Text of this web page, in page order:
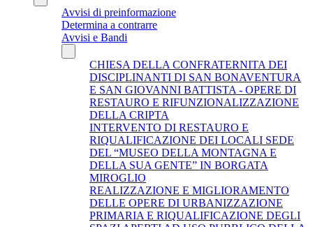
Avvisi di preinformazione
Determina a contrarre
Avvisi e Bandi
CHIESA DELLA CONFRATERNITA DEI
DISCIPLINANTI DI SAN BONAVENTURA
E SAN GIOVANNI BATTISTA - OPERE DI
RESTAURO E RIFUNZIONALIZZAZIONE
DELLA CRIPTA
INTERVENTO DI RESTAURO E
RIQUALIFICAZIONE DEI LOCALI SEDE
DEL “MUSEO DELLA MONTAGNA E
DELLA SUA GENTE” IN BORGATA
MIROGLIO
REALIZZAZIONE E MIGLIORAMENTO
DELLE OPERE DI URBANIZZAZIONE
PRIMARIA E RIQUALIFICAZIONE DEGLI